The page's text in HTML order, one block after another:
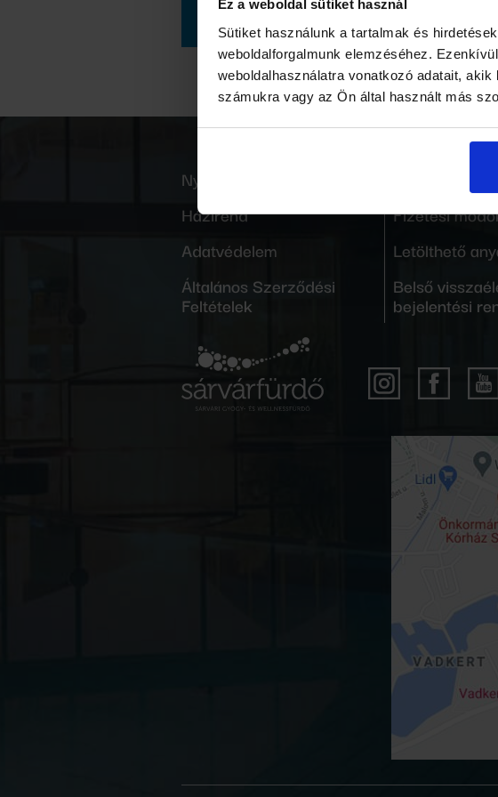
Ez a weboldal sütiket használ
Sütiket használunk a tartalmak és
weboldalforgalmunk elemzéséhez.
weboldalhasználatra vonatkozó adatait,
számukra vagy az Ön által használt más
Nyitvatartás
Házirend
Adatvédelem
Általános Szerződési
Feltételek
Fizetési
Letölthető
Belső
bejelentési